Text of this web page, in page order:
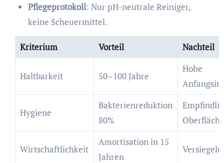
Pflegeprotokoll: Nur pH-neutrale Reiniger,
keine Scheuermittel.
Kriterium Vorteil Nachteil
Haltbarkeit 50–100 Jahre
Hohe
Hygiene
Bakterienreduktion
80%
Oberfläche
Wirtschaftlichkeit
Amortisation in 15
Jahren